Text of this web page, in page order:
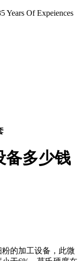
Years Of Expeiences
备多少钱
的加工设备，此微